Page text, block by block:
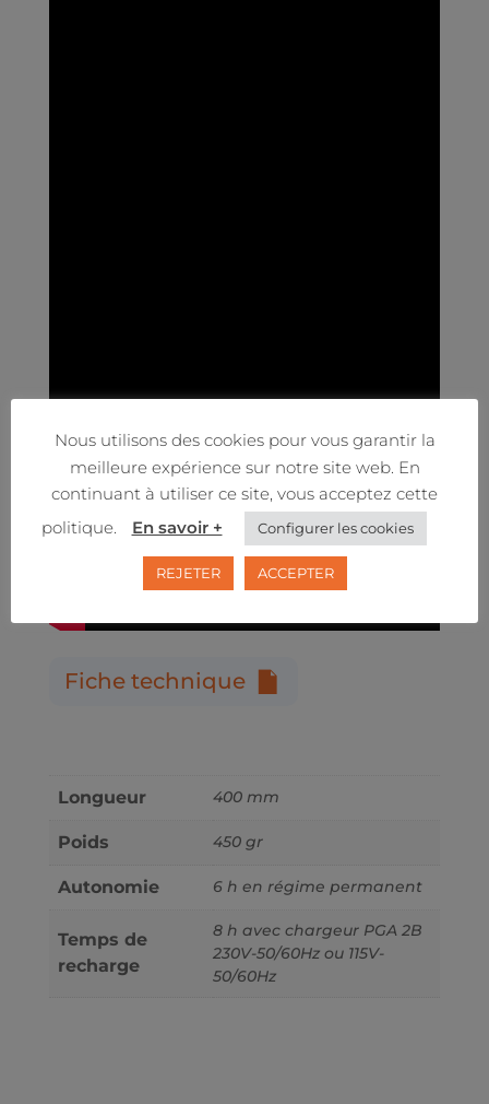
Fiche technique
Longueur 400 mm
Poids 450 gr
Autonomie 6 h en régime permanent
Temps de
recharge
8 h avec chargeur PGA 2B
230V-50/60Hz ou 115V-
50/60Hz
Nous utilisons des cookies pour vous garantir la
meilleure expérience sur notre site web. En
continuant à utiliser ce site, vous acceptez cette
politique.
En savoir + Configurer les cookies
REJETER ACCEPTER